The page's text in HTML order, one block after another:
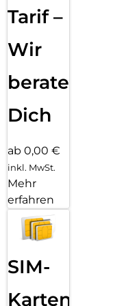
Tarif –
Wir
beraten
Dich
ab 0,00 €
inkl. MwSt.
Mehr
erfahren
SIM-
Karten